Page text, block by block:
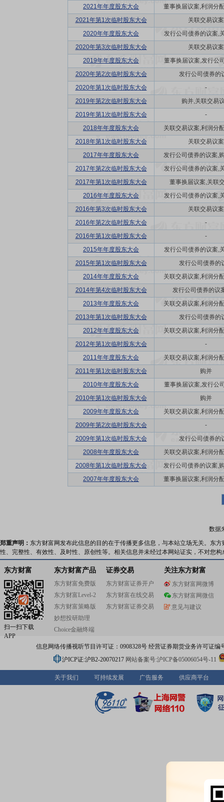
2021年年度股东大会
董事换届议案,利润分
2021年第1次临时股东大会
关联交易议案
2020年年度股东大会
发行公司债券的议案,
2020年第3次临时股东大会
关联交易议案
2019年年度股东大会
董事换届议案,发行公
2020年第2次临时股东大会
发行公司债券的
2020年第1次临时股东大会
-
2019年第2次临时股东大会
购并,关联交易
2019年第1次临时股东大会
-
2018年年度股东大会
关联交易议案,利润分
2018年第1次临时股东大会
关联交易议案
2017年年度股东大会
发行公司债券的议案,
2017年第2次临时股东大会
发行公司债券的议案,
2017年第1次临时股东大会
董事换届议案,关联
2016年年度股东大会
发行公司债券的议案,
2016年第3次临时股东大会
关联交易议案
2016年第2次临时股东大会
-
2016年第1次临时股东大会
-
2015年年度股东大会
发行公司债券的议案,
2015年第1次临时股东大会
发行公司债券的
2014年年度股东大会
关联交易议案,利润分
2014年第4次临时股东大会
发行公司债券的议
2013年年度股东大会
关联交易议案,利润分
2013年第1次临时股东大会
发行公司债券的
2012年年度股东大会
关联交易议案,利润分
2012年第1次临时股东大会
-
2011年年度股东大会
关联交易议案,利润分
2011年第1次临时股东大会
购并
2010年年度股东大会
董事换届议案,发行公
2010年第1次临时股东大会
购并
2009年年度股东大会
关联交易议案,利润分
2009年第2次临时股东大会
-
2009年第1次临时股东大会
发行公司债券的
2008年年度股东大会
关联交易议案,利润分
2008年第1次临时股东大会
发行公司债券的议案,
2007年年度股东大会
董事换届议案,利润分
数据
郑重声明： 东方财富网发布此信息的目的在于传播更多信息，与本站立场无关。东
性、完整性、有效性、及时性、原创性等。相关信息并未经过本网站证实，不对您
东方财富
扫一扫下载
APP
东方财富产品
东方财富免费版
东方财富Level-2
东方财富策略版
妙想投研助理
Choice金融终端
证券交易
东方财富证券开户
东方财富在线交易
东方财富证券交易
关注东方财富
东方财富网微博
东方财富网微信
意见与建议
信息网络传播视听节目许可证：0908328号 经营证券期货业务许可证编
沪ICP证:沪B2-20070217 网站备案号:沪ICP备05006054号-11
关于我们 可持续发展 广告服务 供应商平台